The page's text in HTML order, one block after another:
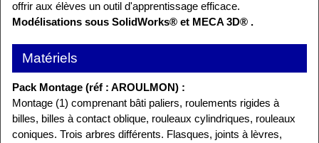
offrir aux élèves un outil d'apprentissage efficace.
Modélisations sous SolidWorks® et MECA 3D® .
Matériels
Pack Montage (réf : AROULMON) :
Montage (1) comprenant bâti paliers, roulements rigides à
billes, billes à contact oblique, rouleaux cylindriques, rouleaux
coniques. Trois arbres différents. Flasques, joints à lèvres,